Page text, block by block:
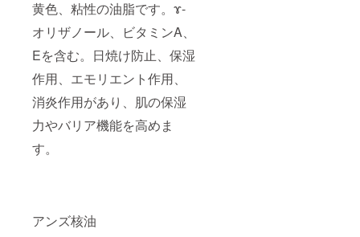
黄色、粘性の油脂です。ɤ-
オリザノール、ビタミンA、
Eを含む。日焼け防止、保湿
作用、エモリエント作用、
消炎作用があり、肌の保湿
力やバリア機能を高めま
す。
アンズ核油